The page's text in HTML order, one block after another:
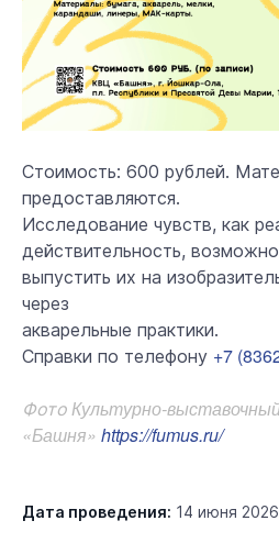
Стоимость: 600 рублей.
предоставляются.
Исследование чувств, как
действительность,
выпустить их на
через
акварельные практики.
Справки по телефону +7
Фото Культурно-
«Башня» https://fumus.ru/
Дата проведения: 14 июня 2026